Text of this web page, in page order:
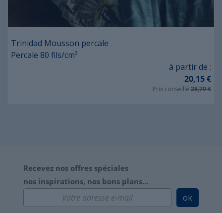
Trinidad Mousson percale
Percale 80 fils/cm²
à partir de :
20,15 €
Prix conseillé 28,79 €
Recevez nos offres spéciales
nos inspirations, nos bons plans...
ok